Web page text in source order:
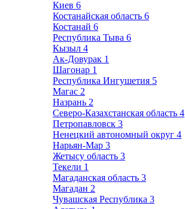
Киев 6
Костанайская область 6
Костанай 6
Республика Тыва 6
Кызыл 4
Ак-Довурак 1
Шагонар 1
Республика Ингушетия 5
Магас 2
Назрань 2
Северо-Казахстанская область 4
Петропавловск 3
Ненецкий автономный округ 4
Нарьян-Мар 3
Жетысу область 3
Текели 1
Магаданская область 3
Магадан 2
Чувашская Республика 3